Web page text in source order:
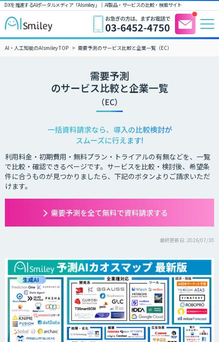
DXを推進するAIポータルメディア「AIsmiley」｜ AI製品・サービスの比較・検索サイト
AI・人工知能のAIsmiley TOP 需要予測のサービス比較と企業一覧（EC）
需要予測
のサービス比較と企業一覧
（EC）
一括資料請求なら、導入の比較検討が
スムーズに行えます!
利用料金・初期費用・無料プラン・トライアルの有無などを、一覧
で比較・確認できるページです。サービスを比較・検討後、希望条
件に合うものが見つかりましたら、下記のボタンよりご請求いただ
けます。
需要予測を全て無料で資料請求する
最終更新日: 2026/07/30